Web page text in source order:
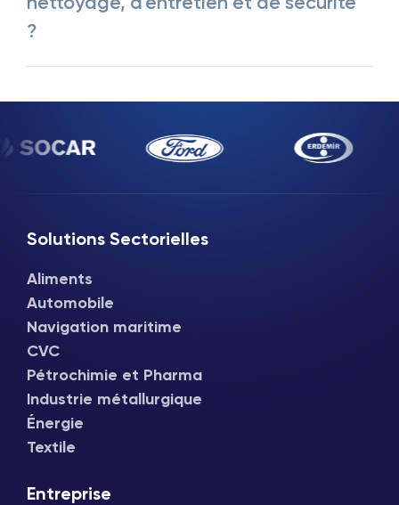
nettoyage, d'entretien et de sécurité
?
Solutions Sectorielles
Aliments
Automobile
Navigation maritime
CVC
Pétrochimie et Pharma
Industrie métallurgique
Énergie
Textile
Entreprise